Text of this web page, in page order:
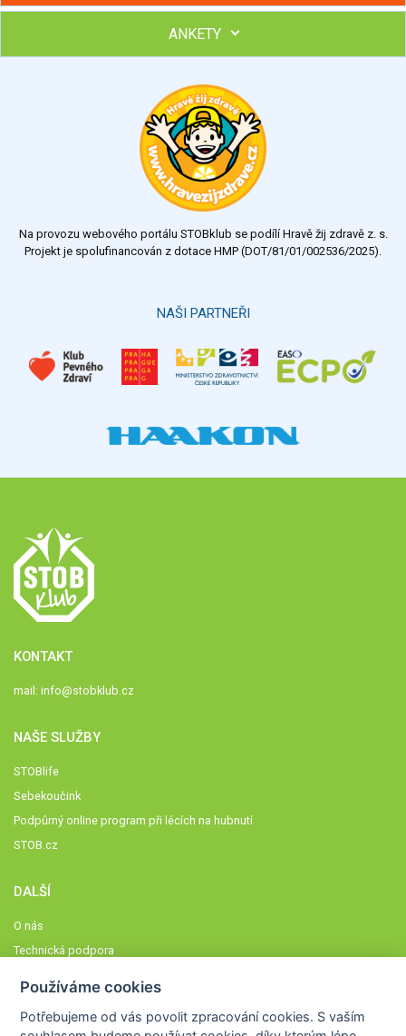
Hubněte s podporou lektorky a skupiny v kurzech STOBu
Chcete poradit s hubnutím? Najděte si odborníka STOBu ve
ANKETY
Výsledky Všechny ankety
Na provozu webového portálu STOBklub se podílí Hravě žij zdravě z. s.
Projekt je spolufinancován z dotace HMP (DOT/81/01/002536/2025).
NAŠI PARTNEŘI
KONTAKT
mail: info@stobklub.cz
NAŠE SLUŽBY
STOBlife
Sebekoučink
Podpůrný online program při lécích na hubnutí
STOB.cz
DALŠÍ
O nás
Technická podpora
Členové STOBklubu
Používáme cookies
Potřebujeme od vás povolit zpracování cookies. S vaším